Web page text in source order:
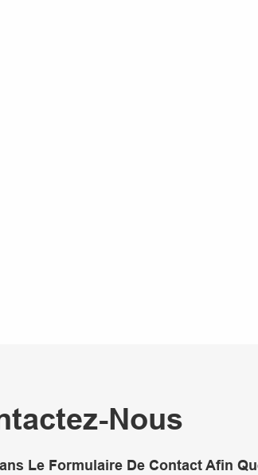
Nous
Le Formulaire De Contact Afin